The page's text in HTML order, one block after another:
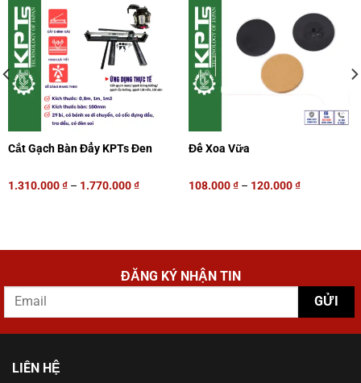
Cắt Gạch Bàn Đẩy KPTs Đen
1.310.000₫– 1.770.000₫
Đế Xoa Vữa
108.000₫– 120.000₫
ĐĂNG KÝ NHẬN TIN
LIÊN HỆ